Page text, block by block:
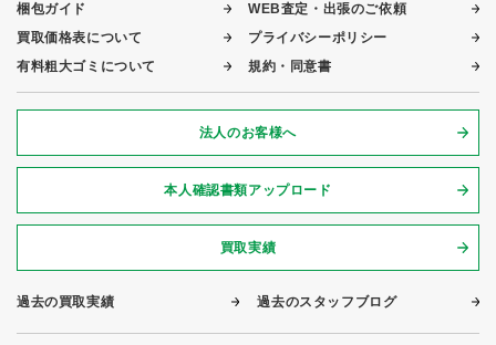
梱包ガイド
買取価格表について
有料粗大ゴミについて
WEB査定・出張のご依頼
プライバシーポリシー
規約・同意書
法人のお客様へ
本人確認書類アップロード
買取実績
過去の買取実績 過去のスタッフブログ